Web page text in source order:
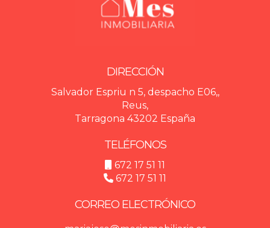
DIRECCIÓN
Salvador Espriu n 5, despacho E06,,
Reus,
Tarragona 43202 España
TELÉFONOS
672 17 51 11
672 17 51 11
CORREO ELECTRÓNICO